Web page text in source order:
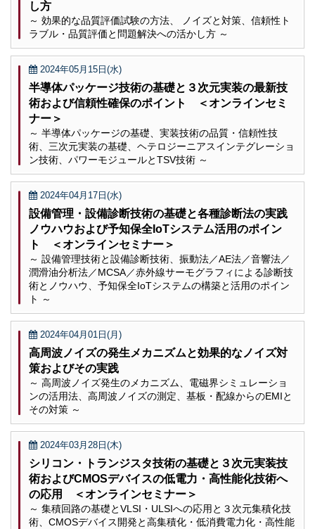
し方
～ 効果的な品質評価試験の方法、 ノイズと対策、信頼性ト
ラブル・品質評価と問題解決への活かし方 ～
2024年05月15日(水)
半導体パッケージ技術の基礎と３次元実装の最新技
術および信頼性確保のポイント ＜オンラインセミ
ナー＞
～ 半導体パッケージの基礎、実装技術の品質・信頼性技
術、三次元実装の基礎、ヘテロジーニアスインテグレーショ
ン技術、パワーモジュールとTSV技術 ～
2024年04月17日(水)
設備管理・設備診断技術の基礎と各種診断法の実践
ノウハウおよび予知保全IoTシステム活用のポイン
ト ＜オンラインセミナー＞
～ 設備管理技術と設備診断技術、振動法／AE法／音響法／
潤滑油分析法／MCSA／赤外線サーモグラフィによる診断技
術とノウハウ、予知保全IoTシステムの構築と活用のポイン
ト ～
2024年04月01日(月)
高周波ノイズの発生メカニズムと効果的なノイズ対
策およびその実践
～ 高周波ノイズ発生のメカニズム、電磁界シミュレーショ
ンの活用法、高周波ノイズの測定、基板・配線からのEMIと
その対策 ～
2024年03月28日(木)
シリコン・トランジスタ技術の基礎と３次元実装技
術およびCMOSデバイスの低電力・高性能化技術へ
の応用 ＜オンラインセミナー＞
～ 集積回路の基礎とVLSI・ULSIへの応用と３次元集積化技
術、CMOSデバイス開発と高集積化・低消費電力化・高性能